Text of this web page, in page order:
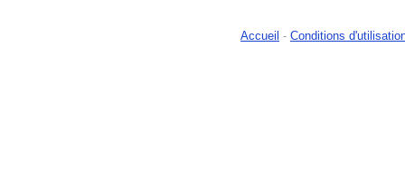
Accueil - Conditions